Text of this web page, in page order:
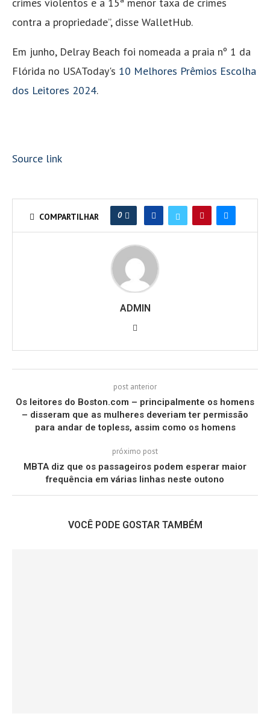
contra a propriedade”, disse WalletHub.
Em junho, Delray Beach foi nomeada a praia nº 1 da
Flórida no USAToday's 10 Melhores Prêmios Escolha
dos Leitores 2024.
Source link
COMPARTILHAR 0
ADMIN
post anterior
Os leitores do Boston.com – principalmente os homens
– disseram que as mulheres deveriam ter permissão
para andar de topless, assim como os homens
próximo post
MBTA diz que os passageiros podem esperar maior
frequência em várias linhas neste outono
VOCÊ PODE GOSTAR TAMBÉM